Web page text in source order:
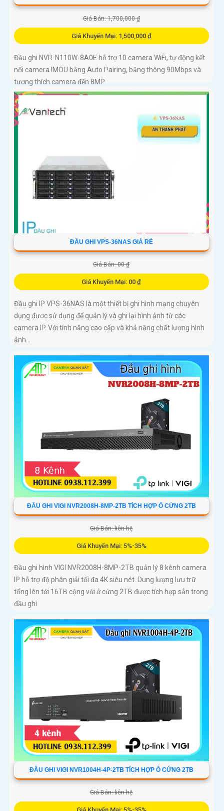
Giá Bán: 1,700,000 ₫
Giá Khuyến Mại: 1,500,000 ₫
Đầu ghi NVR-N110W-8A0E hỗ trợ 10 camera WiFi, tự động kết
nối camera IMOU bằng Auto Pairing, băng thông 90Mbps và
tương thích camera đến 8MP
ĐẦU GHI VPS-36NAS GIÁ RẺ
Giá Bán: 00 ₫
Giá Khuyến Mại: 00 ₫
Đầu ghi IP VPS-36NAS là một thiết bị ghi hình mạng chuyên
dụng được sử dụng để quản lý và ghi lại hình ảnh từ các
camera IP. Với tính năng cao cấp và khả năng chất lượng hình
ảnh...
ĐẦU GHI VIGI NVR2008H-8MP-2TB TÍCH HỢP Ổ CỨNG 2TB
Giá Bán: liên hệ
Giá Khuyến Mại: 5%-35%
Đầu ghi hình VIGI NVR2008H-8MP-2TB quản lý 8 kênh camera
IP hỗ trợ độ phân giải tối đa 4K siêu nét. Dung lượng lưu trữ
tổng lên tới 16TB cộng với ở cứng 2TB được tích hợp sẳn trong
đầu ghi
ĐẦU GHI VIGI NVR1004H-4P-2TB TÍCH HỢP Ổ CỨNG 2TB
Giá Bán: liên hệ